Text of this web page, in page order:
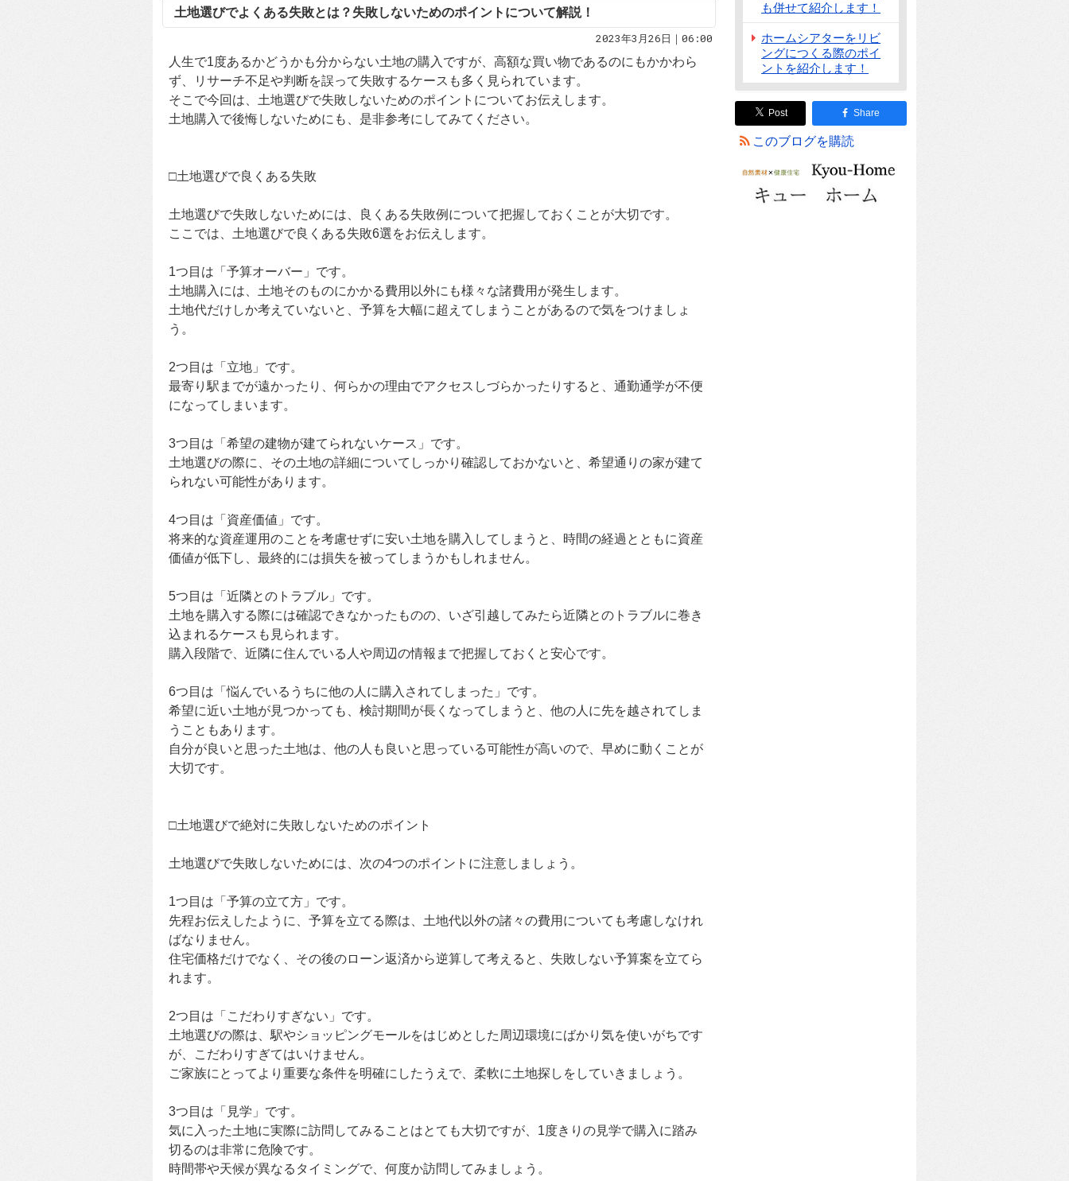
土地選びでよくある失敗とは？失敗しないためのポイントについて解説！
2023年3月26日｜06:00
人生で1度あるかどうかも分からない土地の購入ですが、高額な買い物であるのにもかかわら
ず、リサーチ不足や判断を誤って失敗するケースも多く見られています。
そこで今回は、土地選びで失敗しないためのポイントについてお伝えします。
土地購入で後悔しないためにも、是非参考にしてみてください。
□土地選びで良くある失敗
土地選びで失敗しないためには、良くある失敗例について把握しておくことが大切です。
ここでは、土地選びで良くある失敗6選をお伝えします。
1つ目は「予算オーバー」です。
土地購入には、土地そのものにかかる費用以外にも様々な諸費用が発生します。
土地代だけしか考えていないと、予算を大幅に超えてしまうことがあるので気をつけましょ
う。
2つ目は「立地」です。
最寄り駅までが遠かったり、何らかの理由でアクセスしづらかったりすると、通勤通学が不便
になってしまいます。
3つ目は「希望の建物が建てられないケース」です。
土地選びの際に、その土地の詳細についてしっかり確認しておかないと、希望通りの家が建て
られない可能性があります。
4つ目は「資産価値」です。
将来的な資産運用のことを考慮せずに安い土地を購入してしまうと、時間の経過とともに資産
価値が低下し、最終的には損失を被ってしまうかもしれません。
5つ目は「近隣とのトラブル」です。
土地を購入する際には確認できなかったものの、いざ引越してみたら近隣とのトラブルに巻き
込まれるケースも見られます。
購入段階で、近隣に住んでいる人や周辺の情報まで把握しておくと安心です。
6つ目は「悩んでいるうちに他の人に購入されてしまった」です。
希望に近い土地が見つかっても、検討期間が長くなってしまうと、他の人に先を越されてしま
うこともあります。
自分が良いと思った土地は、他の人も良いと思っている可能性が高いので、早めに動くことが
大切です。
□土地選びで絶対に失敗しないためのポイント
土地選びで失敗しないためには、次の4つのポイントに注意しましょう。
1つ目は「予算の立て方」です。
先程お伝えしたように、予算を立てる際は、土地代以外の諸々の費用についても考慮しなけれ
ばなりません。
住宅価格だけでなく、その後のローン返済から逆算して考えると、失敗しない予算案を立てら
れます。
2つ目は「こだわりすぎない」です。
土地選びの際は、駅やショッピングモールをはじめとした周辺環境にばかり気を使いがちです
が、こだわりすぎてはいけません。
ご家族にとってより重要な条件を明確にしたうえで、柔軟に土地探しをしていきましょう。
3つ目は「見学」です。
気に入った土地に実際に訪問してみることはとても大切ですが、1度きりの見学で購入に踏み
切るのは非常に危険です。
時間帯や天候が異なるタイミングで、何度か訪問してみましょう。
も併せて紹介します！
ホームシアターをリビ
ングにつくる際のポイ
ントを紹介します！
Post Share
このブログを購読